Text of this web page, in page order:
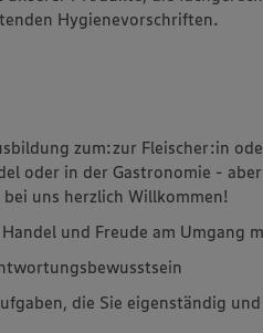
Hygienevorschriften.
zum:zur Fleischer:in
oder in der Gastronomie -
bei uns herzlich Willkommen!
und Freude am Umgang
die Sie eigenständig